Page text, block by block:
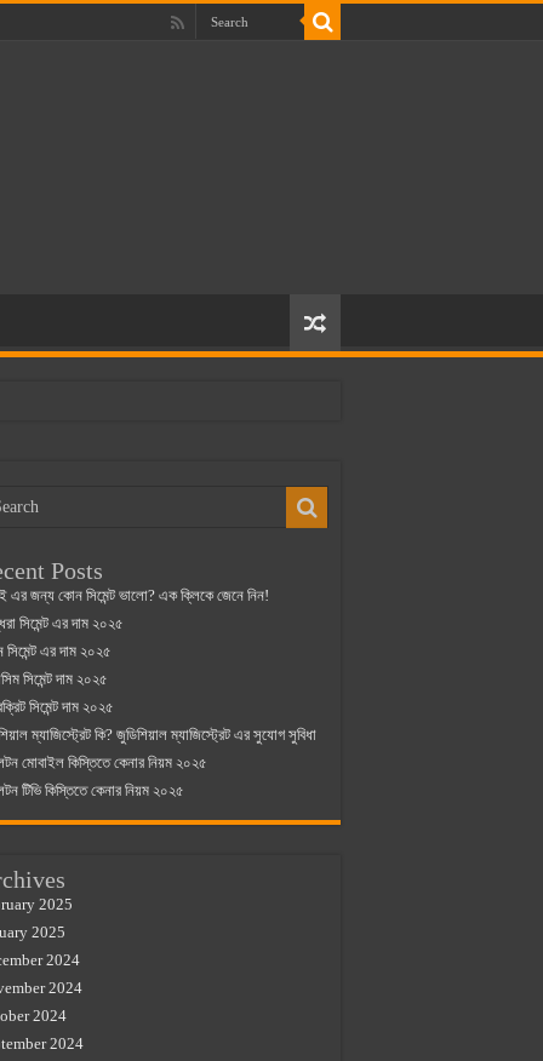
Posts
এর জন্য কোন সিমেন্ট ভালো? এক ক্লিকে জেনে নিন!
সিমেন্ট এর দাম ২০২৫
সিমেন্ট এর দাম ২০২৫
সিমেন্ট দাম ২০২৫
সিমেন্ট দাম ২০২৫
ম্যাজিস্ট্রেট কি? জুডিশিয়াল ম্যাজিস্ট্রেট এর সুযোগ সুবিধা
মোবাইল কিস্তিতে কেনার নিয়ম ২০২৫
টিভি কিস্তিতে কেনার নিয়ম ২০২৫
2025
2025
2024
2024
2024
2024